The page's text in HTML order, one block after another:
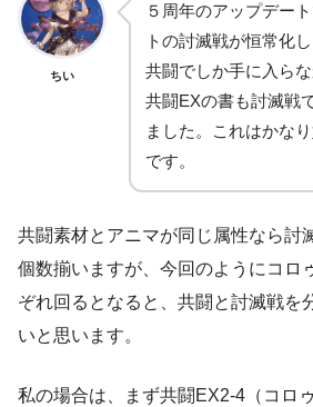
ちい
５周年のアップデー
トの討滅戦が恒常化
共闘でしか手に入ら
共闘EXの書も討滅戦
ました。これはかな
です。
共闘素材とアニマが同じ属性なら討
個数揃いますが、今回のようにコロ
ぞれ回るとなると、共闘と討滅戦を
いと思います。
私の場合は、まず共闘EX2-4（コロ